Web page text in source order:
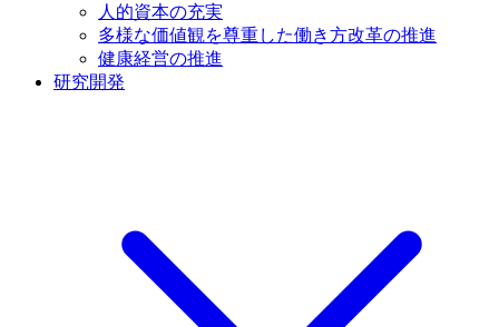
人的資本の充実
多様な価値観を尊重した働き方改革の推進
健康経営の推進
研究開発